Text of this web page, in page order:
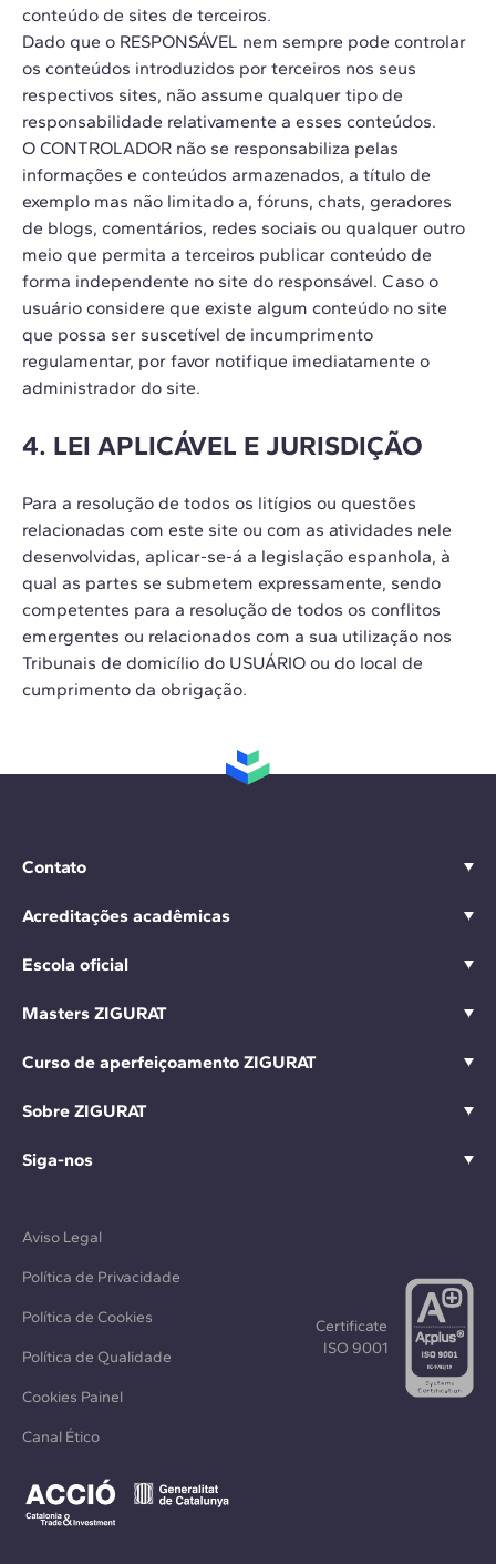
conteúdo de sites de terceiros.
Dado que o RESPONSÁVEL nem sempre pode controlar
os conteúdos introduzidos por terceiros nos seus
respectivos sites, não assume qualquer tipo de
responsabilidade relativamente a esses conteúdos.
O CONTROLADOR não se responsabiliza pelas
informações e conteúdos armazenados, a título de
exemplo mas não limitado a, fóruns, chats, geradores
de blogs, comentários, redes sociais ou qualquer outro
meio que permita a terceiros publicar conteúdo de
forma independente no site do responsável. Caso o
usuário considere que existe algum conteúdo no site
que possa ser suscetível de incumprimento
regulamentar, por favor notifique imediatamente o
administrador do site.
4. LEI APLICÁVEL E JURISDIÇÃO
Para a resolução de todos os litígios ou questões
relacionadas com este site ou com as atividades nele
desenvolvidas, aplicar-se-á a legislação espanhola, à
qual as partes se submetem expressamente, sendo
competentes para a resolução de todos os conflitos
emergentes ou relacionados com a sua utilização nos
Tribunais de domicílio do USUÁRIO ou do local de
cumprimento da obrigação.
Contato
Acreditações acadêmicas
Escola oficial
Masters ZIGURAT
Curso de aperfeiçoamento ZIGURAT
Sobre ZIGURAT
Siga-nos
Aviso Legal
Política de Privacidade
Política de Cookies
Política de Qualidade
Cookies Painel
Canal Ético
Certificate
ISO 9001